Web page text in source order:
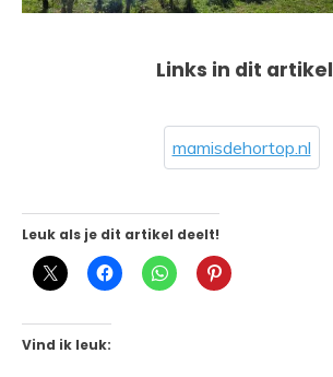
Links in dit artikel
mamisdehortop.nl
Leuk als je dit artikel deelt!
Vind ik leuk: